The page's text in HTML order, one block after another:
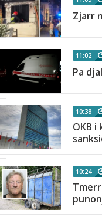
Zjarr
11:02
Pa
10:38
OKB i
10:24